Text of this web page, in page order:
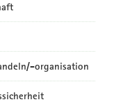
organisation